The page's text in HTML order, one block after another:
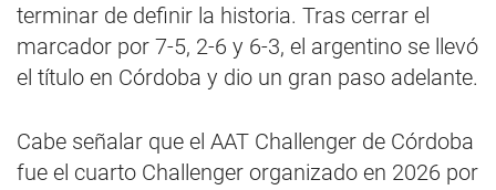
terminar de definir la historia. Tras cerrar el
marcador por 7-5, 2-6 y 6-3, el argentino se llevó
el título en Córdoba y dio un gran paso adelante.
Cabe señalar que el AAT Challenger de Córdoba
fue el cuarto Challenger organizado en 2026 por